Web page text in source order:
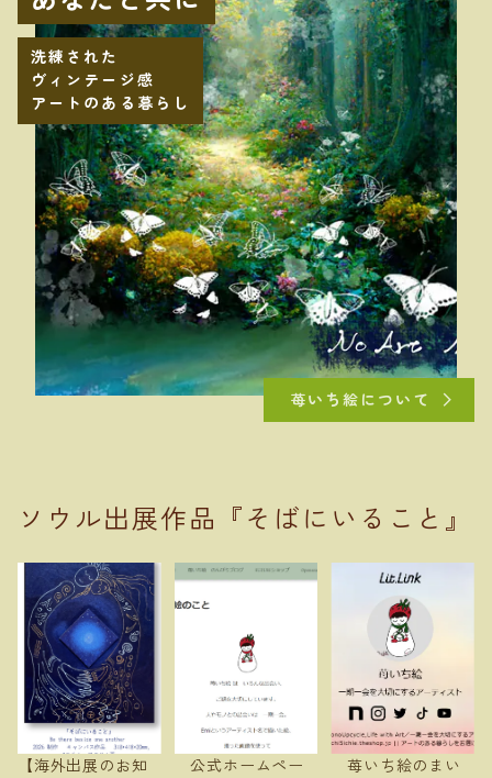
洗練された
ヴィンテージ感
アートのある暮らし
苺いち絵について
ソウル出展作品『そばにいること』
【海外出展のお知
公式ホームペー
苺いち絵のまい